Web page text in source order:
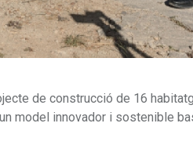
de construcció de 16
model innovador i sostenible